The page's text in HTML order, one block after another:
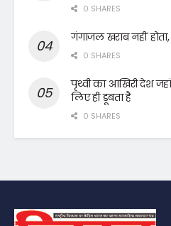
0 SHARES
गंगाजल खराब नहीं
0 SHARES
पृथ्वी का आखिरी देश
लिए ही डूबता है
0 SHARES